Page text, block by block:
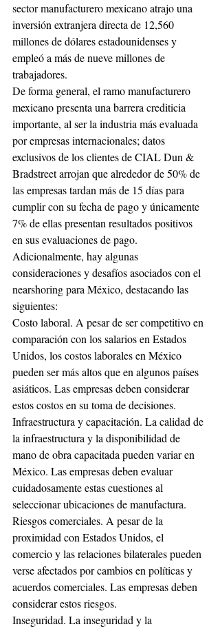
sector manufacturero mexicano atrajo una
inversión extranjera directa de 12,560
millones de dólares estadounidenses y
empleó a más de nueve millones de
trabajadores.
De forma general, el ramo manufacturero
mexicano presenta una barrera crediticia
importante, al ser la industria más evaluada
por empresas internacionales; datos
exclusivos de los clientes de CIAL Dun &
Bradstreet arrojan que alrededor de 50% de
las empresas tardan más de 15 días para
cumplir con su fecha de pago y únicamente
7% de ellas presentan resultados positivos
en sus evaluaciones de pago.
Adicionalmente, hay algunas
consideraciones y desafíos asociados con el
nearshoring para México, destacando las
siguientes:
Costo laboral. A pesar de ser competitivo en
comparación con los salarios en Estados
Unidos, los costos laborales en México
pueden ser más altos que en algunos países
asiáticos. Las empresas deben considerar
estos costos en su toma de decisiones.
Infraestructura y capacitación. La calidad de
la infraestructura y la disponibilidad de
mano de obra capacitada pueden variar en
México. Las empresas deben evaluar
cuidadosamente estas cuestiones al
seleccionar ubicaciones de manufactura.
Riesgos comerciales. A pesar de la
proximidad con Estados Unidos, el
comercio y las relaciones bilaterales pueden
verse afectados por cambios en políticas y
acuerdos comerciales. Las empresas deben
considerar estos riesgos.
Inseguridad. La inseguridad y la